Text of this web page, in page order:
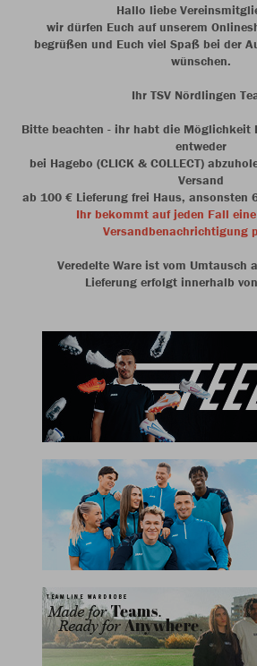
Hallo liebe
wir dürfen Euch auf unserem
begrüßen und Euch viel Spaß bei der
wünschen.
Ihr TSV Nördlingen
Bitte beachten - ihr habt die Möglichkeit
entweder
bei Hagebo (CLICK & COLLECT)
Versand
ab 100 € Lieferung frei Haus, ansonsten
Ihr bekommt auf jeden Fall
Versandbenachrichtigung
Veredelte Ware ist vom Umtausch
Lieferung erfolgt innerhalb